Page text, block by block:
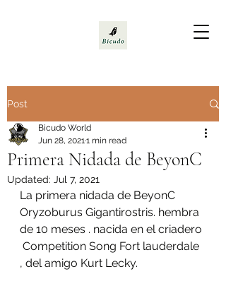
Post
Primera Nidada de BeyonC
Bicudo World
Jun 28, 20211 min read
Updated: Jul 7, 2021
La primera nidada de BeyonC
Oryzoburus Gigantirostris. hembra
de 10 meses . nacida en el criadero
Competition Song Fort lauderdale
, del amigo Kurt Lecky.